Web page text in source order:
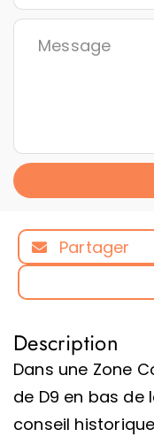
Partager
Description
Dans une Zone
de D9 en bas de
conseil